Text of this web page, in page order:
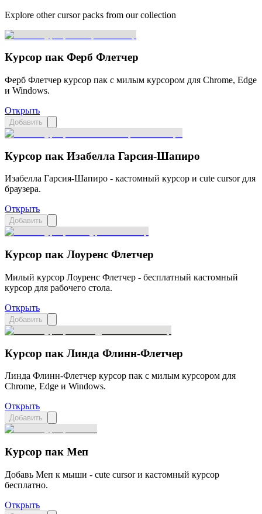
Explore other cursor packs from our collection
Курсор пак Ферб Флетчер
Ферб Флетчер курсор пак с милым курсором для Chrome, Edge
и Windows.
Открыть
Добавить
Курсор пак Изабелла Гарсия-Шапиро
Изабелла Гарсия-Шапиро - кастомный курсор и cute cursor для
браузера.
Открыть
Добавить
Курсор пак Лоуренс Флетчер
Милый курсор Лоуренс Флетчер - бесплатный кастомный
курсор для рабочего стола.
Открыть
Добавить
Курсор пак Линда Флинн-Флетчер
Линда Флинн-Флетчер курсор пак с милым курсором для
Chrome, Edge и Windows.
Открыть
Добавить
Курсор пак Меп
Добавь Меп к мыши - cute cursor и кастомный курсор
бесплатно.
Открыть